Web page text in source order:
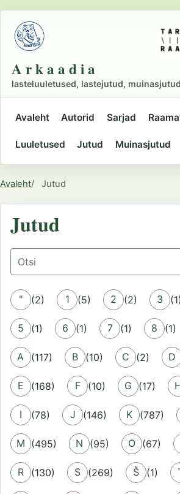
Liigu
põhisisu
juurde
A r k a a d i a
lasteluuletused, lastejutud, muinasjutud
Peamine
navigatsioon
Avaleht Autorid Sarjad
Luuletused Jutud Muinasjutud
Asukoht
Avaleht Jutud
Jutud
Otsing
" (2) 1 (5) 2 (2) 3 (1)
5 (1) 6 (1) 7 (1) 8 (1)
A (117) B (10) C (2) D
E (168) F (10) G (17)
I (78) J (146) K (787)
M (495) N (95) O (67)
R (130) S (269) Š (1)